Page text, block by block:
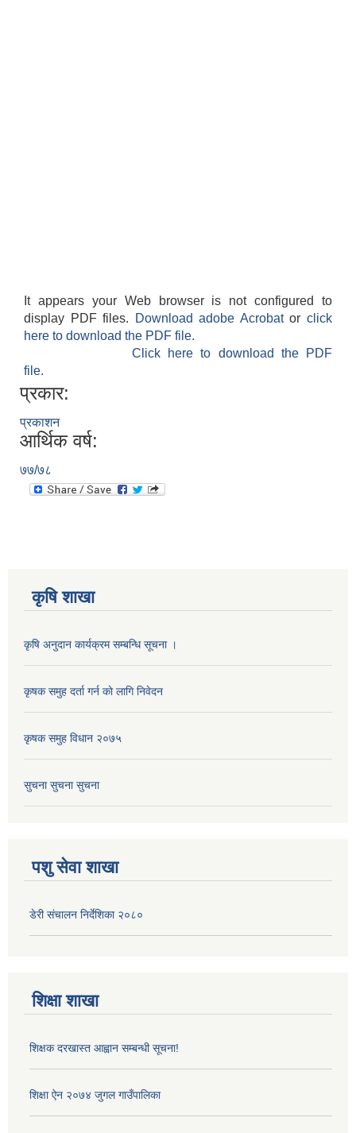
It appears your Web browser is not configured to
display PDF files.
Download adobe Acrobatorclick
here to download the PDF file.
Click here to download the PDF
file.
प्रकार:
प्रकाशन
आर्थिक वर्ष:
७७/७८
कृषि शाखा
कृषि अनुदान कार्यक्रम सम्बन्धि सूचना ।
कृषक समुह दर्ता गर्न काे लागि निवेदन
कृषक समुह विधान २०७५
सुचना सुचना सुचना
पशु सेवा शाखा
डेरी संचालन निर्देशिका २०८०
शिक्षा शाखा
शिक्षक दरखास्त आह्वान सम्बन्धी सूचना!
शिक्षा ऐन २०७४ जुगल गाउँपालिका